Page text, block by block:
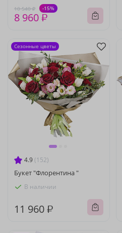
10 540 ₽ -15%
8 960 ₽
4.9 (152)
Букет "Флорентина "
В наличии
11 960 ₽
Сезонные цветы